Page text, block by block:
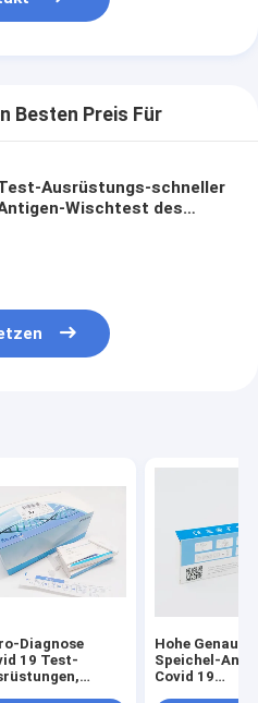
Besten Preis Für
Ausrüstungs-schneller
Wischtest des
Diagnose
19 Test-
Hohe
Speichel-
Covid 19